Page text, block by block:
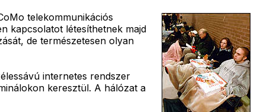
telekommunikációs
kapcsolatot létesíthetnek majd
de természetesen olyan
internetes rendszer
keresztül. A hálózat a